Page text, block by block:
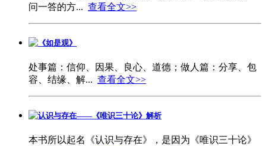
问一答的方... 查看全文>>
《如是观》
处事篇：信仰、因果、良心、道德；做人篇：分享、包
容、结缘、解... 查看全文>>
认识与存在——《唯识三十论》解析
本书所以起名《认识与存在》，是因为《唯识三十论》